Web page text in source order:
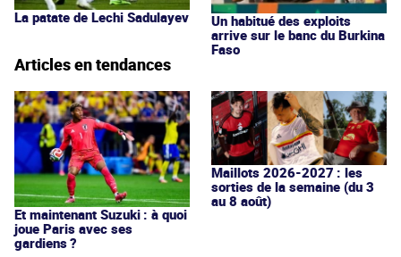
La patate de Lechi Sadulayev
Un habitué des exploits
arrive sur le banc du Burkina
Faso
Articles en tendances
Et maintenant Suzuki : à quoi
joue Paris avec ses
gardiens ?
Maillots 2026-2027 : les
sorties de la semaine (du 3
au 8 août)